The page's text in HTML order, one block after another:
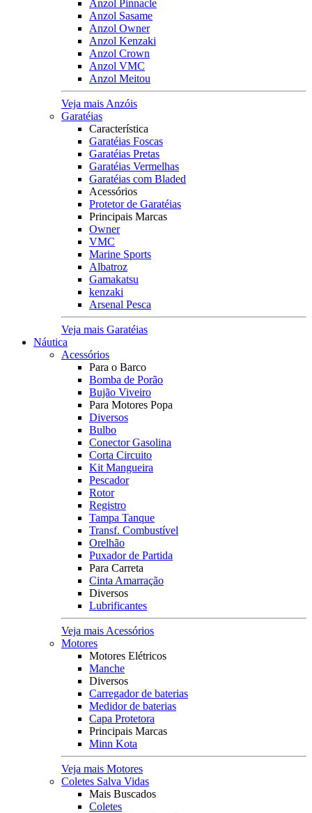
Anzol Pinnacle
Anzol Sasame
Anzol Owner
Anzol Kenzaki
Anzol Crown
Anzol VMC
Anzol Meitou
Veja mais Anzóis
Garatéias
Característica
Garatéias Foscas
Garatéias Pretas
Garatéias Vermelhas
Garatéias com Bladed
Acessórios
Protetor de Garatéias
Principais Marcas
Owner
VMC
Marine Sports
Albatroz
Gamakatsu
kenzaki
Arsenal Pesca
Veja mais Garatéias
Náutica
Acessórios
Para o Barco
Bomba de Porão
Bujão Viveiro
Para Motores Popa
Diversos
Bulbo
Conector Gasolina
Corta Circuito
Kit Mangueira
Pescador
Rotor
Registro
Tampa Tanque
Transf. Combustível
Orelhão
Puxador de Partida
Para Carreta
Cinta Amarração
Diversos
Lubrificantes
Veja mais Acessórios
Motores
Motores Elétricos
Manche
Diversos
Carregador de baterias
Medidor de baterias
Capa Protetora
Principais Marcas
Minn Kota
Veja mais Motores
Coletes Salva Vidas
Mais Buscados
Coletes